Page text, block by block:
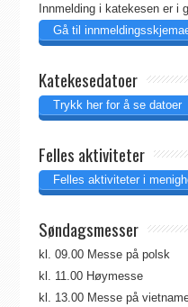
Innmelding i katekesen er i
Gå til
Katekesedatoer
Trykk her for å se datoer
Felles aktiviteter
Felles aktiviteter i
Søndagsmesser
kl. 09.00 Messe på polsk
kl. 11.00 Høymesse
kl. 13.00 Messe på